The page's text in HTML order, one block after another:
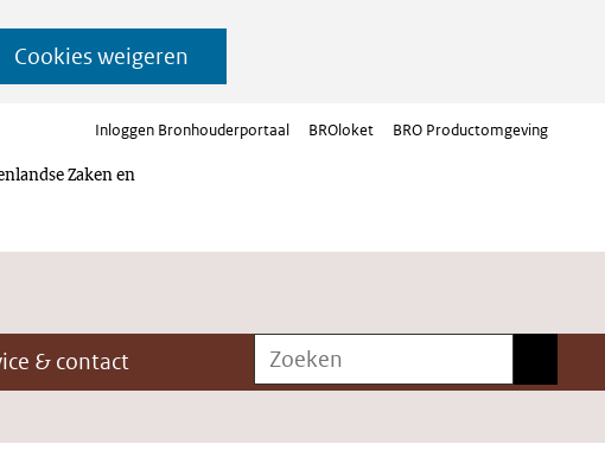
Cookies weigeren
Zaken en
Inloggen Bronhouderportaal BROloket BRO Productomgeving
& contact Zoeken